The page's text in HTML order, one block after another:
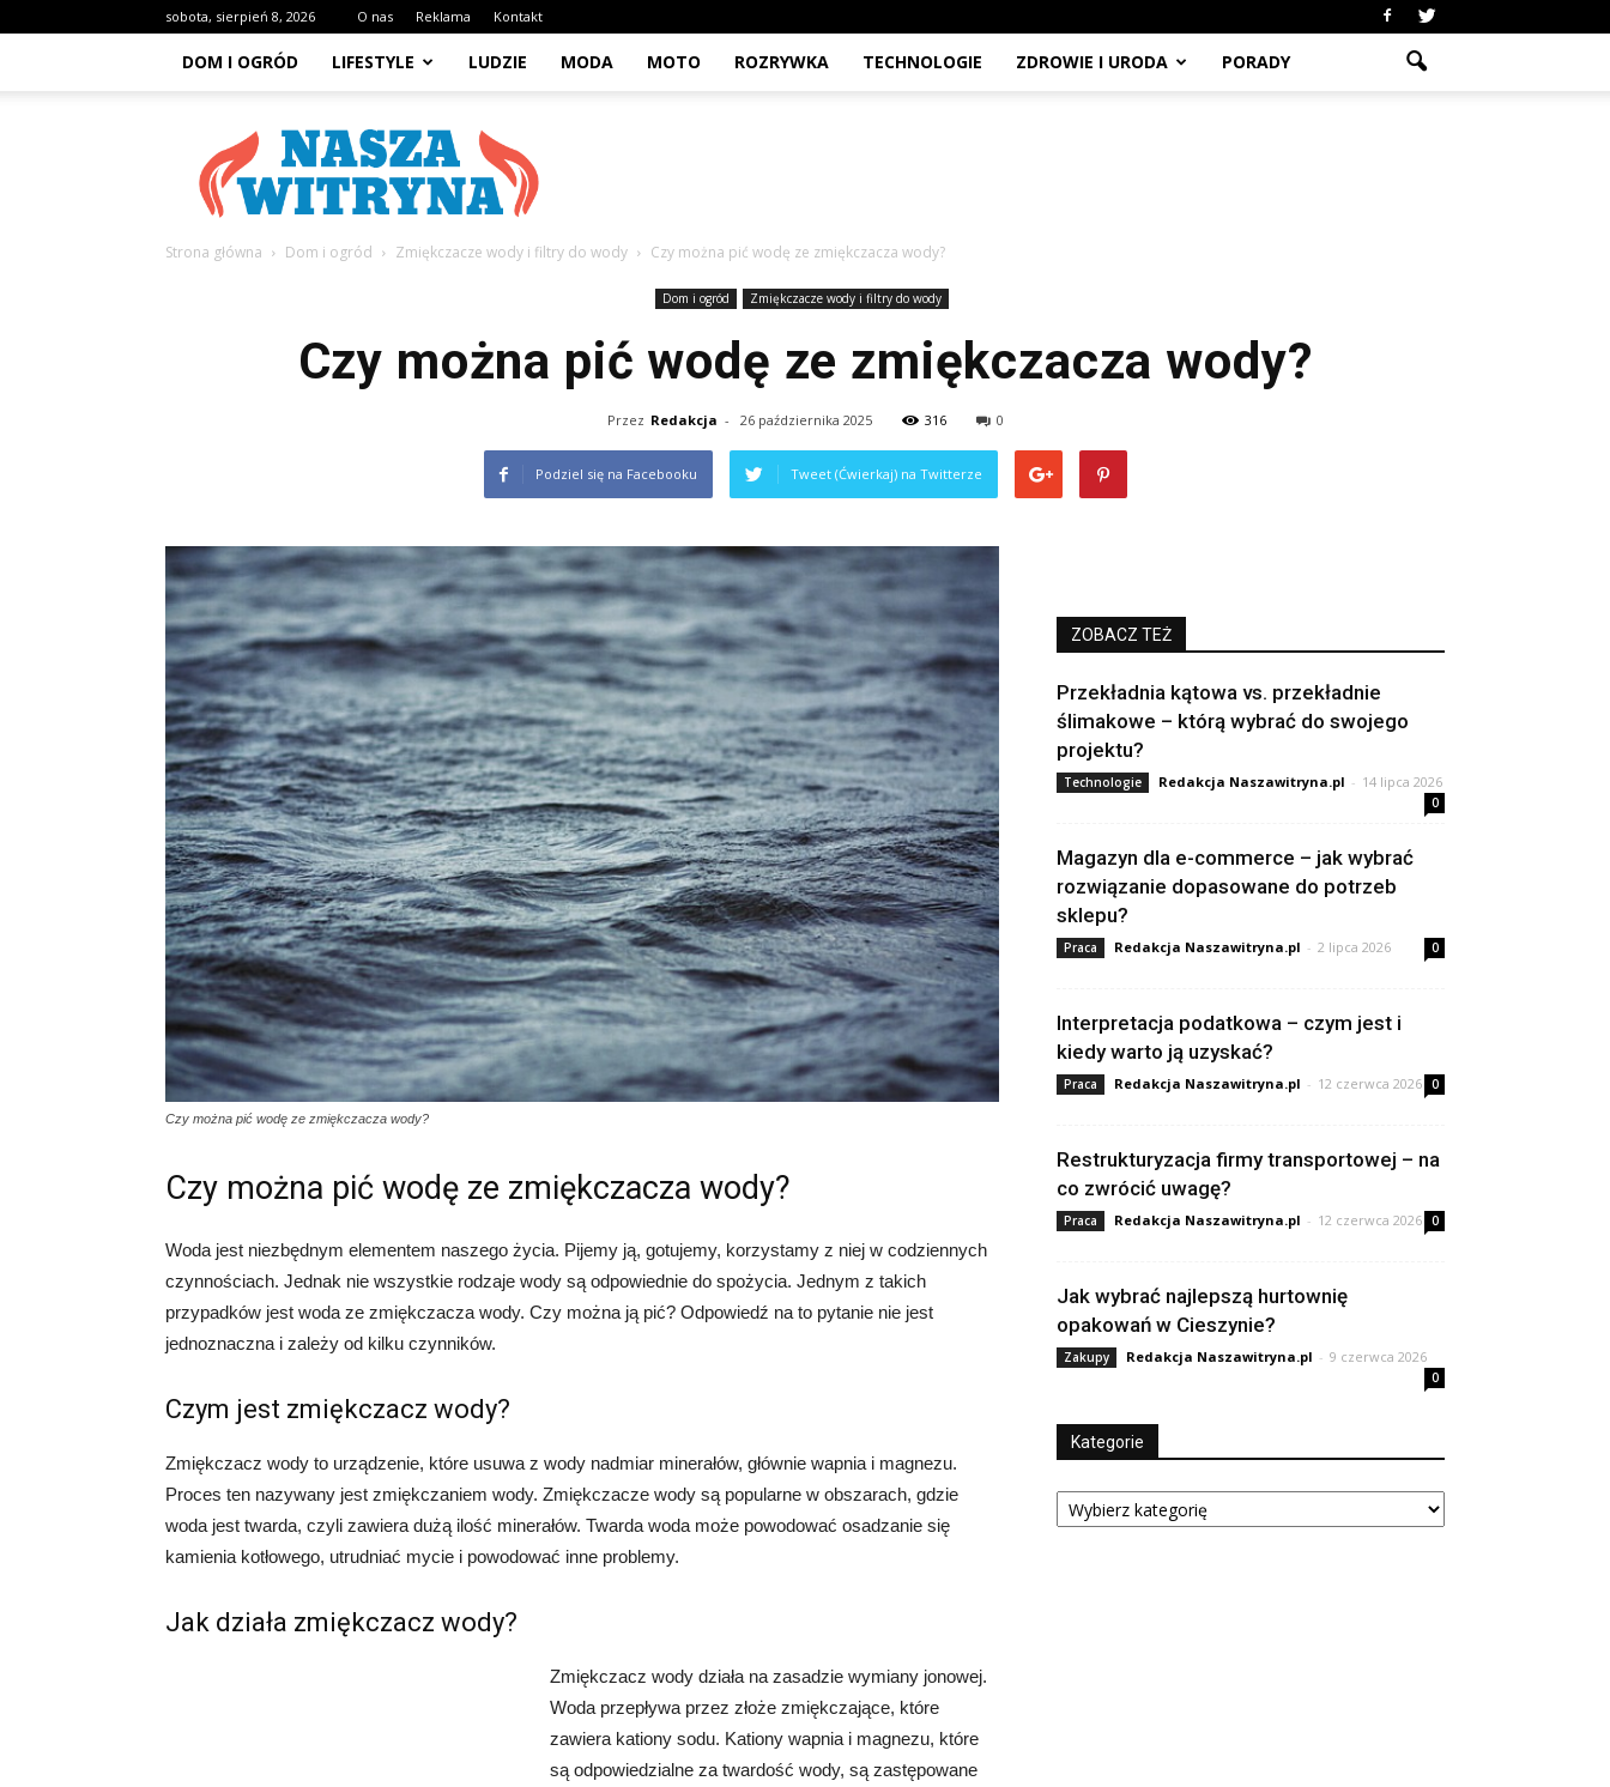
sobota, sierpień 8, 2026 O nas Reklama Kontakt
DOM I OGRÓD LIFESTYLE LUDZIE MODA MOTO ROZRYWKA TECHNOLOGIE ZDROWIE I URODA PORADY
NaszaWitryna.pl
Strona główna Dom i ogród Zmiękczacze wody i filtry do wody Czy można pić wodę ze zmiękczacza wody?
Dom i ogród Zmiękczacze wody i filtry do wody
Czy można pić wodę ze zmiękczacza wody?
Przez Redakcja - 26 października 2025 316 0
Podziel się na Facebooku Tweet (Ćwierkaj) na Twitterze
Czy można pić wodę ze zmiękczacza wody?
Czy można pić wodę ze zmiękczacza wody?
Woda jest niezbędnym elementem naszego życia. Pijemy ją, gotujemy, korzystamy z niej w codziennych
czynnościach. Jednak nie wszystkie rodzaje wody są odpowiednie do spożycia. Jednym z takich
przypadków jest woda ze zmiękczacza wody. Czy można ją pić? Odpowiedź na to pytanie nie jest
jednoznaczna i zależy od kilku czynników.
Czym jest zmiękczacz wody?
Zmiękczacz wody to urządzenie, które usuwa z wody nadmiar minerałów, głównie wapnia i magnezu.
Proces ten nazywany jest zmiękczaniem wody. Zmiękczacze wody są popularne w obszarach, gdzie
woda jest twarda, czyli zawiera dużą ilość minerałów. Twarda woda może powodować osadzanie się
kamienia kotłowego, utrudniać mycie i powodować inne problemy.
Jak działa zmiękczacz wody?
Zmiękczacz wody działa na zasadzie wymiany jonowej.
Woda przepływa przez złoże zmiękczające, które
zawiera kationy sodu. Kationy wapnia i magnezu, które
są odpowiedzialne za twardość wody, są zastępowane
ZOBACZ TEŻ
Przekładnia kątowa vs. przekładnie
ślimakowe – którą wybrać do swojego
projektu?
Technologie Redakcja Naszawitryna.pl - 14 lipca 2026
0
Magazyn dla e-commerce – jak wybrać
rozwiązanie dopasowane do potrzeb
sklepu?
Praca Redakcja Naszawitryna.pl - 2 lipca 2026 0
Interpretacja podatkowa – czym jest i
kiedy warto ją uzyskać?
Praca Redakcja Naszawitryna.pl - 12 czerwca 2026 0
Restrukturyzacja firmy transportowej – na
co zwrócić uwagę?
Praca Redakcja Naszawitryna.pl - 12 czerwca 2026 0
Jak wybrać najlepszą hurtownię
opakowań w Cieszynie?
Zakupy Redakcja Naszawitryna.pl - 9 czerwca 2026
0
Kategorie
Kategorie